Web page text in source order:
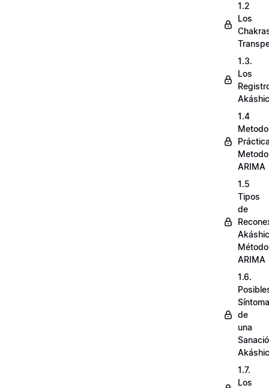
1.2
Los
1.3.
Los
1.4
Metodo
ARIMA
1.5
Tipos
de
Método
ARIMA
1.6.
de
una
1.7.
Los